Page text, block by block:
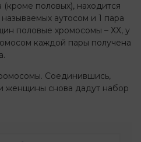
половых), находится
аутосом и 1 пара
половые хромосомы – ХХ, у
каждой пары получена
Соединившись,
женщины снова дадут набор